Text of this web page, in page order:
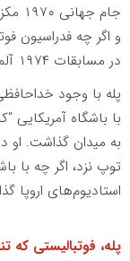
و اگر چه فدراسیون
در مسابقات ۱۹۷۴ آلمان جلب کند، اما تلاش‌ها بی‌نتیجه ماندند.
پله با وجود
با باشگاه
به میدان گذاشت. او
توپ نزد، اگر چه با
استادیوم‌های اروپا
پله، فوتبالیستی که